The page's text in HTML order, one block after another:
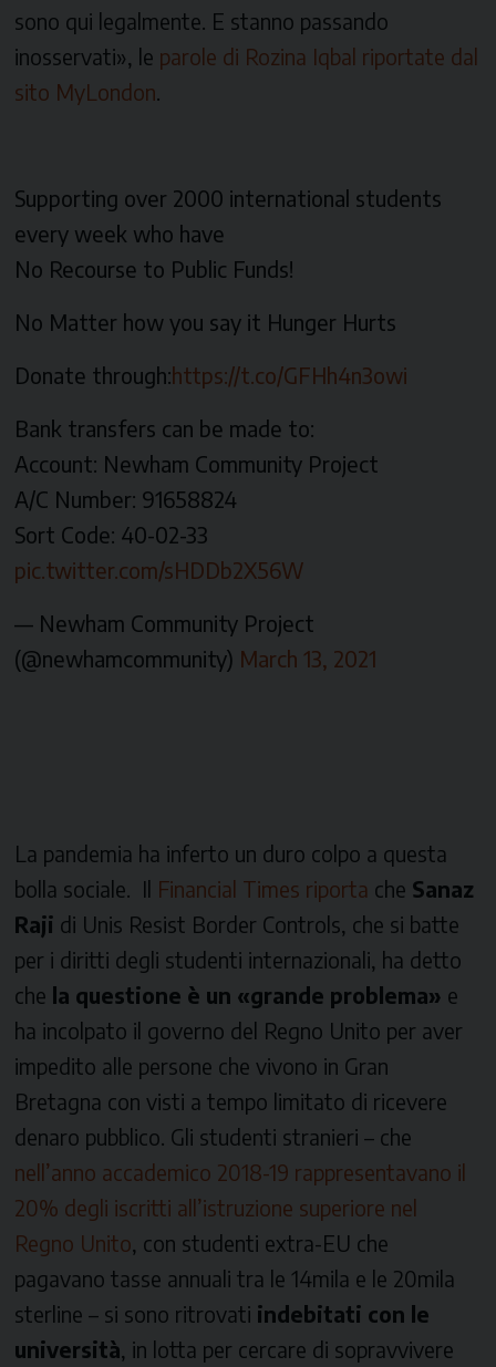
sono qui legalmente. E stanno passando
inosservati», le parole di Rozina Iqbal riportate dal
sito MyLondon
Supporting over 2000 international students
every week who have
No Recourse to Public Funds!
No Matter how you say it Hunger Hurts
Donate through:https://t.co/GFHh4n3owi
Bank transfers can be made to:
Account: Newham Community Project
A/C Number: 91658824
Sort Code: 40-02-33
pic.twitter.com/sHDDb2X56W
— Newham Community Project
(@newhamcommunity) March 13, 2021
La pandemia ha inferto un duro colpo a questa
bolla sociale. Il Financial Times riporta che Sanaz
Raji di Unis Resist Border Controls , che si batte
per i diritti degli studenti internazionali, ha detto
che la questione è un «grande problema» e
ha incolpato il governo del Regno Unito per aver
impedito alle persone che vivono in Gran
Bretagna con visti a tempo limitato di ricevere
denaro pubblico. Gli studenti stranieri – che
nell’anno accademico 2018-19 rappresentavano il
20% degli iscritti all’istruzione superiore nel
Regno Unito , con studenti extra-EU che
pagavano tasse annuali tra le 14mila e le 20mila
sterline – si sono ritrovati indebitati con le
università , in lotta per cercare di sopravvivere